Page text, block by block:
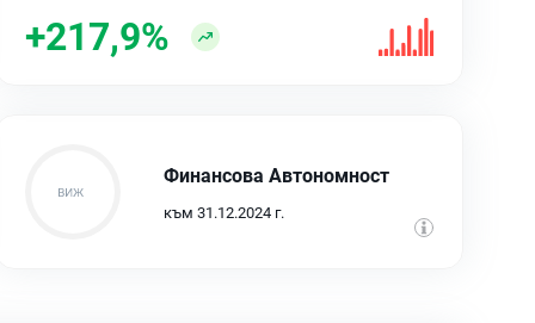
+217,9%
Финансова Автономност
към 31.12.2024 г.